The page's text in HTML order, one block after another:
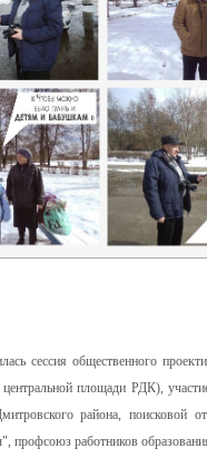
сессия общественного
площади РДК),
района,
работников